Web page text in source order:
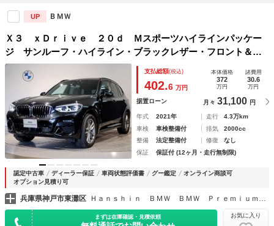
UP ＢＭＷ
Ｘ３ ｘＤｒｉｖｅ ２０ｄ Ｍスポーツハイラインパッケー
ジ サンルーフ・ハイライン・ブラックレザー・フロント＆リ
ヤシートヒーター・アンビエントライト・ジエスチャーコント
ロール・ライブコックピット・地デジ・ＡｐｐｌｅＣａｒＰｌ
ａｙ・アクティブクルーズコントロール
支払総額(税込)
402.6 万円
本体価格
372
万円
諸費用
30.6
万円
据置ローン 月々 31,100 円
年式 2021年 走行
4.3万km
車検
車検整備付 排気
2000cc
整備
法定整備付 修復
なし
保証
保証付 (12ヶ月・走行無制限)
認定中古車 ディーラー保証 車両状態評価書 グー鑑定
オンライン商談可
オプション見積り可
兵庫県神戸市東灘区
まずは在庫確認・見積依頼 お気に入り